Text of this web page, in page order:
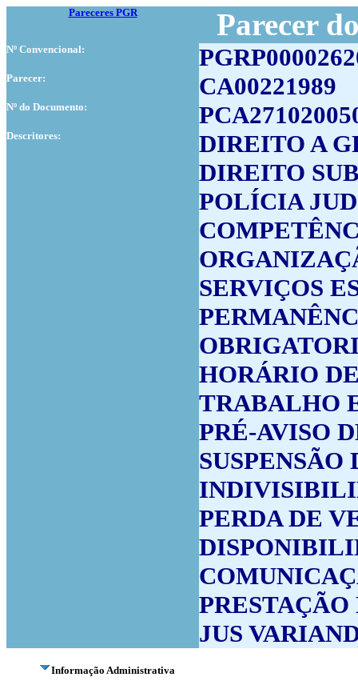
Pareceres PGR Parecer
Nº Convencional:
Parecer: CA00221989
Nº do Documento:
Descritores:
DIREITO A
DIREITO
POLÍCIA
SERVIÇOS
HORÁRIO
TRABALHO
PRÉ-AVISO
PERDA DE
JUS
Informação Administrativa